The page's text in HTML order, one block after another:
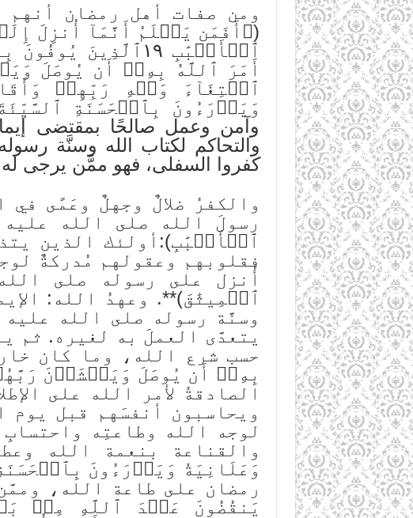
ومن صفات أهل رمضان
(۞أَفَمَن يَعۡلَمُ أَنَّمَآ أُنزِلَ
ٱبۡتِغَآءَ وَجۡهِ رَبِّهِمۡ
وآمن وعمل صالحًا بمقتضى
والتحاكم لكتاب الله وسنَّة
كفروا السفلى، فهو ممَّن يرجى له
والكفرُ ضلالٌ وجهلٌ وعَمًى في
رسولَ الله صلى الله
ٱلۡأَلۡبَٰبِ):أولئك الذين
فقلوبهم وعقولهم مُدركةٌ
أُنزل على رسوله صلى
ٱلۡمِيثَٰقَ)**. وعهدُ الله:
وسنَّة رسوله صلى الله
يتعدَّى العملَ به لغيره. ثم
حسب شرع الله، وما كان
بِهِۦٓ أَن يُوصَلَ وَيَخۡشَوۡنَ
الصادقةُ لأمر الله على
ويحاسبون أنفسَهم قبل
لوجه الله وطاعتِه
والقناعة بنعمة الله
وَعَلَانِيَةٗ وَيَدۡرَءُونَ
رمضان على طاعة الله،
يَنقُضُونَ عَهۡدَ ٱللَّهِ مِنۢ